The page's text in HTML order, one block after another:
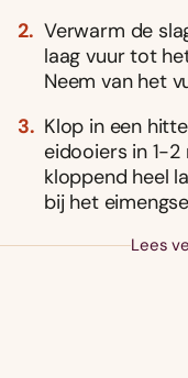
Verwarm de
laag vuur tot
Neem van het
Klop in een
eidooiers in 1-2
kloppend heel
bij het
Lees